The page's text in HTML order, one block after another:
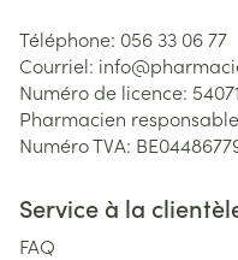
Téléphone: 056 33 06 77
Courriel: info@
Numéro de licence:
Pharmacien
Numéro TVA:
Service à la
FAQ